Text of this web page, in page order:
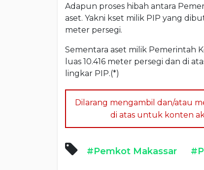
Adapun proses hibah antara
aset. Yakni kset milik PIP yang
meter persegi.
Sementara aset milik Pemerintah
luas 10.416 meter persegi dan di
lingkar PIP.(*)
Dilarang mengambil dan/atau
di atas untuk konten
#Pemkot Makassar